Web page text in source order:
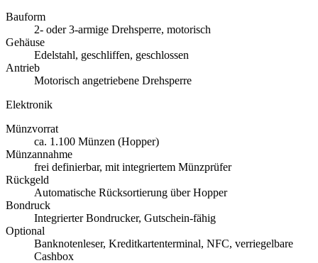
Bauform
2- oder 3-armige Drehsperre, motorisch
Gehäuse
Edelstahl, geschliffen, geschlossen
Antrieb
Motorisch angetriebene Drehsperre
Elektronik
Münzvorrat
ca. 1.100 Münzen (Hopper)
Münzannahme
frei definierbar, mit integriertem Münzprüfer
Rückgeld
Automatische Rücksortierung über Hopper
Bondruck
Integrierter Bondrucker, Gutschein-fähig
Optional
Banknotenleser, Kreditkartenterminal, NFC, verriegelbare
Cashbox